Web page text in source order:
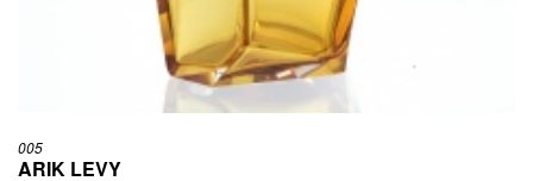
005
ARIK LEVY